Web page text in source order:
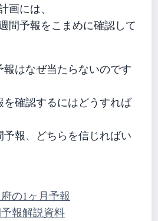
画には、
間予報をこまめに確認して
報はなぜ当たらないのです
を確認するにはどうすれば
予報、どちらを信じればい
の1ヶ月予報
報解説資料